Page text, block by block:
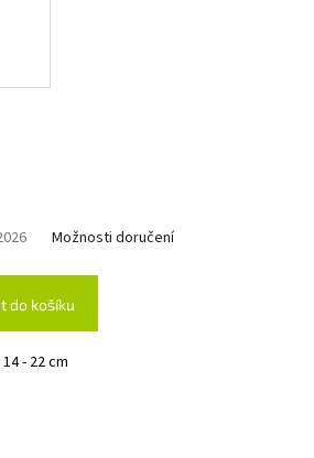
Možnosti doručení
do košíku
- 22 cm